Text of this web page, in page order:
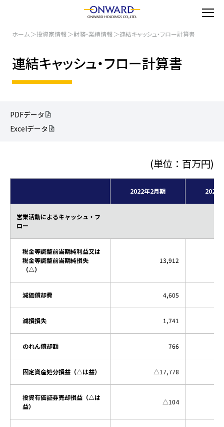
ホーム 投資家情報 財務・業績情報 連結キャッシュ・フロー計算書
連結キャッシュ・フロー計算書
PDFデータ
Excelデータ
(単位：百万円)
2022年2月期 2023
営業活動によるキャッシュ・フ
ロー
税金等調整前当期純利益又は
税金等調整前当期純損失
（△）
13,912
減価償却費 4,605
減損損失 1,741
のれん償却額 766
固定資産処分損益（△は益） △17,778
投資有価証券売却損益（△は
益）
△104